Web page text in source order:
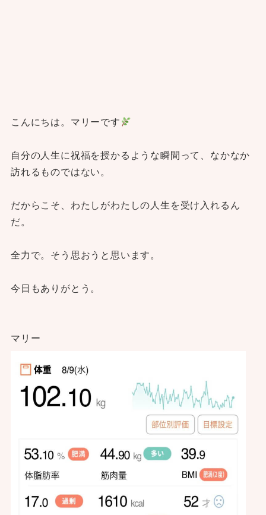
こんにちは。マリーです
自分の人生に祝福を授かるような瞬間って、なかなか
訪れるものではない。
だからこそ、わたしがわたしの人生を受け入れるん
だ。
全力で。そう思おうと思います。
今日もありがとう。
マリー